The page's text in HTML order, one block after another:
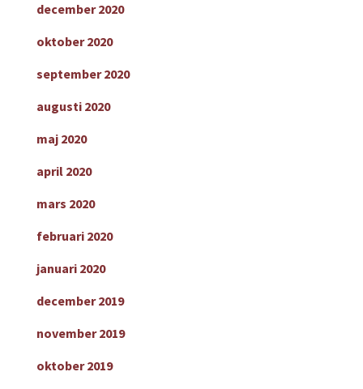
december 2020
oktober 2020
september 2020
augusti 2020
maj 2020
april 2020
mars 2020
februari 2020
januari 2020
december 2019
november 2019
oktober 2019